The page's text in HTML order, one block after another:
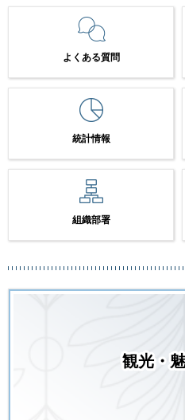
よくある質問
統計情報
組織部署
観光・